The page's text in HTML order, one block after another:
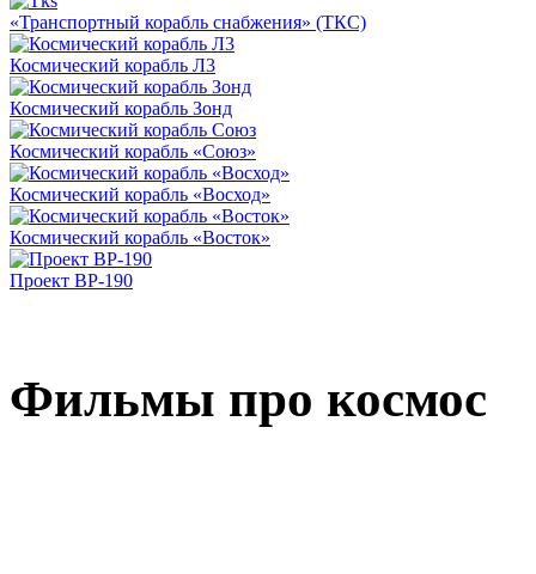
«Транспортный корабль снабжения» (ТКС)
Космический корабль Л3
Космический корабль Зонд
Космический корабль «Союз»
Космический корабль «Восход»
Космический корабль «Восток»
Проект ВР-190
Фильмы про космос